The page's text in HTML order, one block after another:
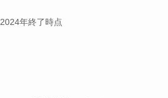
2024年終了時点